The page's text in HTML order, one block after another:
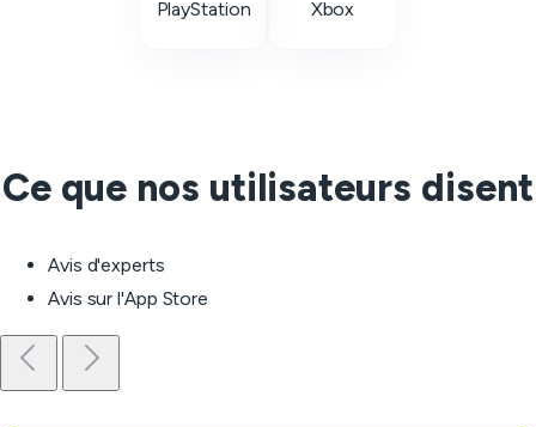
PlayStation Xbox
Ce que nos utilisateurs disent
Avis d'experts
Avis sur l'App Store